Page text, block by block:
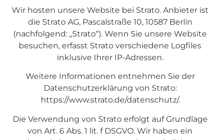
Wir hosten unsere Website bei Strato. Anbieter ist
die Strato AG, Pascalstraße 10, 10587 Berlin
(nachfolgend: „Strato“). Wenn Sie unsere Website
besuchen, erfasst Strato verschiedene Logfiles
inklusive Ihrer IP-Adressen.
Weitere Informationen entnehmen Sie der
Datenschutzerklärung von Strato:
https://www.strato.de/datenschutz/.
Die Verwendung von Strato erfolgt auf Grundlage
von Art. 6 Abs. 1 lit. f DSGVO. Wir haben ein